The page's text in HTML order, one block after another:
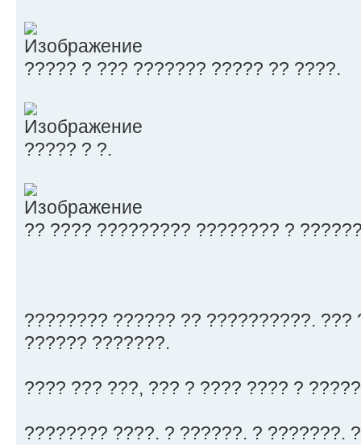
????? ? ??? ??????? ????? ?? ????.
????? ? ?.
?? ???? ????????? ???????? ?
???????? ?????? ?? ??????????. ???
?????? ???????.
???? ??? ???, ??? ? ???? ???? ?
???????? ????. ? ??????. ? ???????.